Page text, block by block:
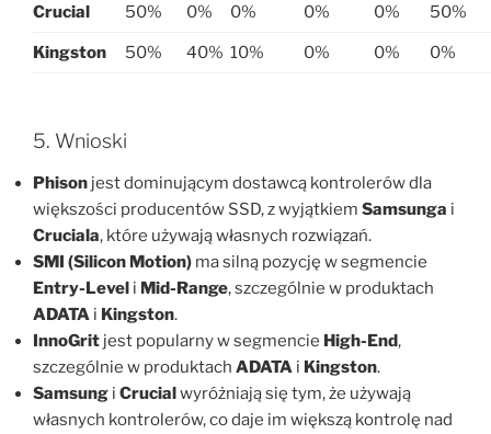
Crucial 50% 0% 0% 0% 0% 50%
Kingston 50% 40% 10% 0% 0% 0%
5. Wnioski
Phison jest dominującym dostawcą kontrolerów dla
większości producentów SSD, z wyjątkiem Samsunga i
Cruciala, które używają własnych rozwiązań.
SMI (Silicon Motion) ma silną pozycję w segmencie
Entry-Level i Mid-Range, szczególnie w produktach
ADATA i Kingston.
InnoGrit jest popularny w segmencie High-End,
szczególnie w produktach ADATA i Kingston.
Samsung i Crucialwyróżniają się tym, że używają
własnych kontrolerów, co daje im większą kontrolę nad